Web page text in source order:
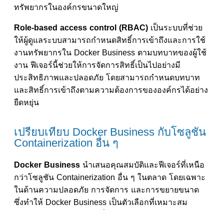
ทรัพยากรในองค์กรขนาดใหญ่
Role-based access control (RBAC) เป็นระบบที่ช่วย
ให้ผู้ดูแลระบบสามารถกำหนดสิทธิ์การเข้าถึงและการใช้
งานทรัพยากรใน Docker Business ตามบทบาทของผู้ใช้
งาน ฟีเจอร์นี้ช่วยให้การจัดการสิทธิ์เป็นไปอย่างมี
ประสิทธิภาพและปลอดภัย โดยสามารถกำหนดบทบาท
และสิทธิ์การเข้าถึงตามความต้องการขององค์กรได้อย่าง
ยืดหยุ่น
เปรียบเทียบ Docker Business กับโซลูชัน
Containerization อื่น ๆ
Docker Business นำเสนอคุณสมบัติและฟีเจอร์ที่เหนือ
กว่าโซลูชัน Containerization อื่น ๆ ในตลาด โดยเฉพาะ
ในด้านความปลอดภัย การจัดการ และการขยายขนาด
ซึ่งทำให้ Docker Business เป็นตัวเลือกที่เหมาะสม